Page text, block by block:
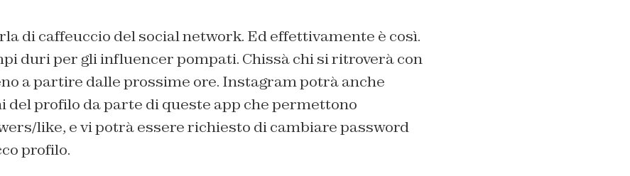
di caffeuccio del social network. Ed effettivamente è così.
duri per gli influencer pompati. Chissà chi si ritroverà con
a partire dalle prossime ore. Instagram potrà anche
del profilo da parte di queste app che permettono
like, e vi potrà essere richiesto di cambiare password
profilo.